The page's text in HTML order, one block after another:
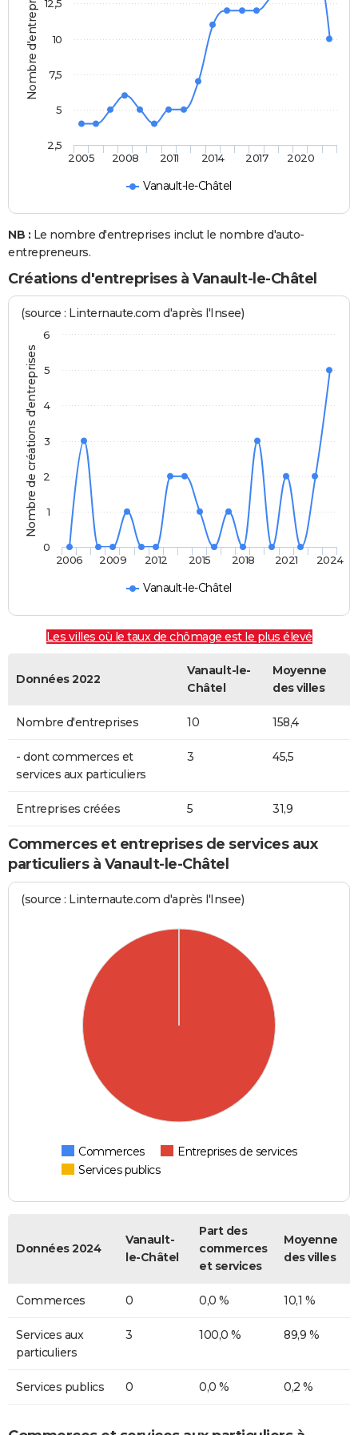
Nombre d'entreprises
Vanault-le-Châtel
2005 2008 2011 2014 2017 2020
2,5
5
7,5
10
12,5
NB : Le nombre d'entreprises inclut le nombre d'auto-
entrepreneurs.
Créations d'entreprises à Vanault-le-Châtel
Nombre de créations d'entreprises
(source : Linternaute.com d'après l'Insee)
Vanault-le-Châtel
2006 2009 2012 2015 2018 2021 2024
0
1
2
3
4
5
6
Les villes où le taux de chômage est le plus élevé
Données 2022
Vanault-le-
Châtel
Moyenne
des villes
Nombre d'entreprises 10 158,4
- dont commerces et
services aux particuliers
3 45,5
Entreprises créées 5 31,9
Commerces et entreprises de services aux
particuliers à Vanault-le-Châtel
(source : Linternaute.com d'après l'Insee)
Commerces
Entreprises de services
Services publics
Données 2024
Vanault-
le-Châtel
Part des
commerces
et services
Moyenne
des villes
Commerces 0 0,0 % 10,1 %
Services aux
particuliers
3 100,0 % 89,9 %
Services publics 0 0,0 % 0,2 %